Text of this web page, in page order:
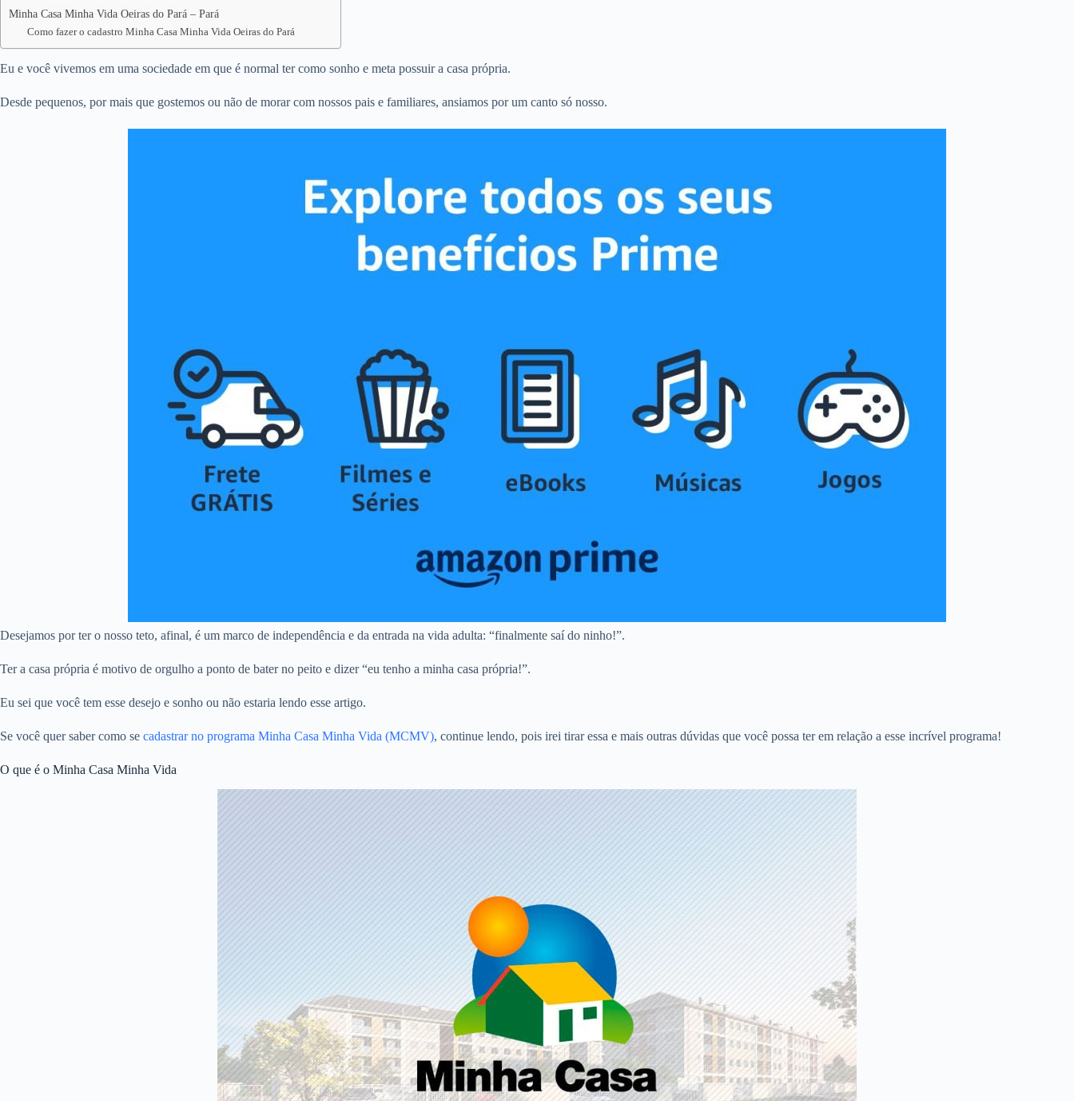
Minha Casa Minha Vida Oeiras do Pará – Pará
Como fazer o cadastro Minha Casa Minha Vida Oeiras do Pará
Eu e você vivemos em uma sociedade em que é normal ter como sonho e meta possuir a casa própria.
Desde pequenos, por mais que gostemos ou não de morar com nossos pais e familiares, ansiamos por um canto só nosso.
Desejamos por ter o nosso teto, afinal, é um marco de independência e da entrada na vida adulta: “finalmente saí do ninho!”.
Ter a casa própria é motivo de orgulho a ponto de bater no peito e dizer “eu tenho a minha casa própria!”.
Eu sei que você tem esse desejo e sonho ou não estaria lendo esse artigo.
Se você quer saber como se cadastrar no programa Minha Casa Minha Vida (MCMV), continue lendo, pois irei tirar essa e mais outras dúvidas que você possa ter em relação a esse incrível programa!
O que é o Minha Casa Minha Vida